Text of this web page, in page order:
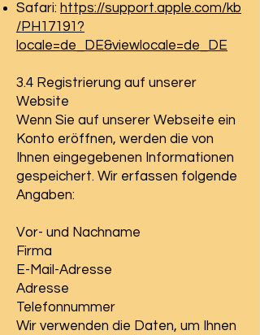
Safari: https://support.apple.com/kb
/PH17191?
locale=de_DE&viewlocale=de_DE
3.4 Registrierung auf unserer
Website
Wenn Sie auf unserer Webseite ein
Konto eröffnen, werden die von
Ihnen eingegebenen Informationen
gespeichert. Wir erfassen folgende
Angaben:
Vor- und Nachname
Firma
E-Mail-Adresse
Adresse
Telefonnummer
Wir verwenden die Daten, um Ihnen